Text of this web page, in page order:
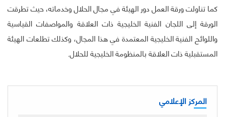
كما تناولت ورقة العمل دور الهيئة في مجال الحلال وخدماته، حيث تطرقت
الورقة إلى اللجان الفنية الخليجية ذات العلاقة والمواصفات القياسية
واللوائح الفنية الخليجية المعتمدة في هذا المجال، وكذلك تطلعات الهيئة
المستقبلية ذات العلاقة بالمنظومة الخليجية للحلال.
المركز الإعلامي